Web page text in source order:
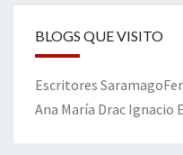
BLOGS QUE VISITO
Escritores Saramago
Ana María Drac Ignacio